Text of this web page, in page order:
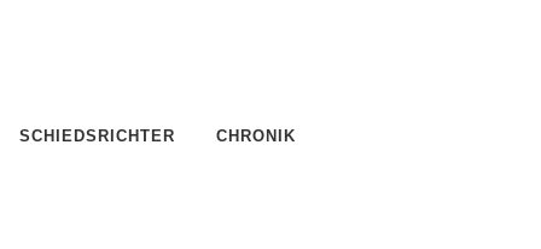
SCHIEDSRICHTER CHRONIK